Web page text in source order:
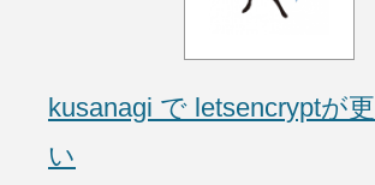
kusanagi で letsencryptが
い